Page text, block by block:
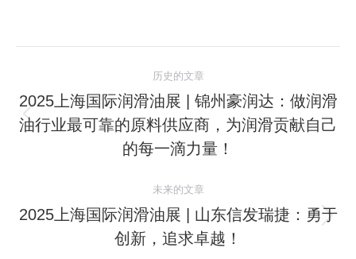
章
导
历史的文章
历
史
文
章：
2025上海国际润滑油展 | 锦州豪润达：做润滑
油行业最可靠的原料供应商，为润滑贡献自己
的每一滴力量！
未来的文章
未
来
2025上海国际润滑油展 | 山东信发瑞捷：勇于
创新，追求卓越！